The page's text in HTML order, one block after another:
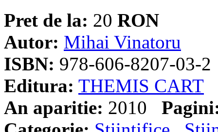
Pret de la: 20 RON
Autor: Mihai Vinatoru
ISBN: 978-606-8207-03-2
Editura: THEMIS CART
An aparitie: 2010